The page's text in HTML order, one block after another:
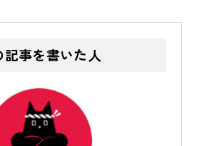
記事を書いた人